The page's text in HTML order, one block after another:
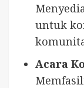
untuk
Acara